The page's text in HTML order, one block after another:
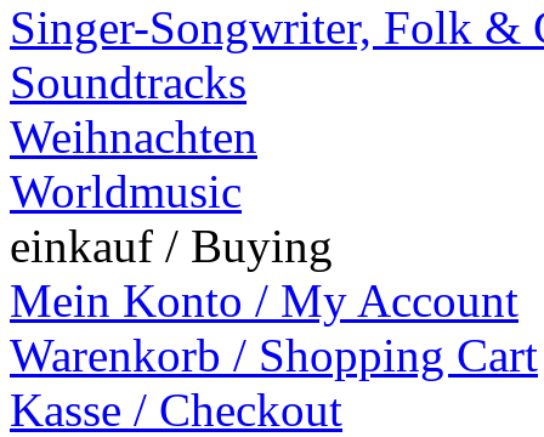
Singer-Songwriter, Folk &
Soundtracks
Weihnachten
Worldmusic
einkauf / Buying
Mein Konto / My Account
Warenkorb / Shopping Cart
Kasse / Checkout